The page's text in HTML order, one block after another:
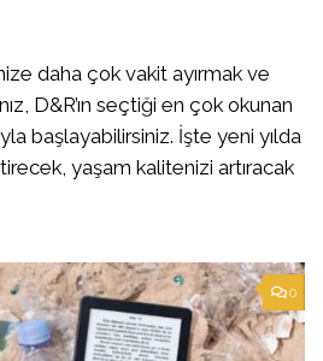
daha çok vakit ayırmak ve
D&R’ın seçtiği en çok okunan
başlayabilirsiniz. İşte yeni yılda
yaşam kalitenizi artıracak
0